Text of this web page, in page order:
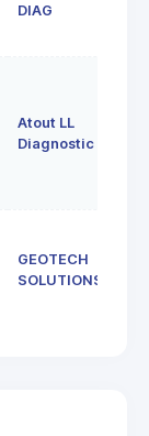
DIAG
Atout LL
Diagnostic
GEOTECH
SOLUTIONS